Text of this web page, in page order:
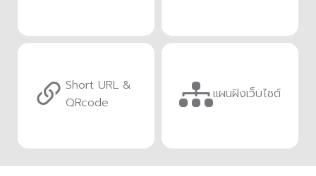
Short URL &
QRcode
แผนฝังเว็บไซต์